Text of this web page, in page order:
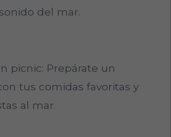
del mar.
picnic: Prepárate un
tus comidas favoritas y
al mar.